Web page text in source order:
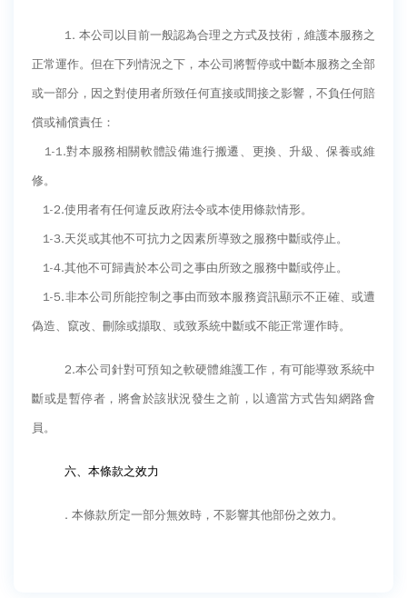
1. 本公司以目前一般認為合理之方式及技術，維護本服務之
正常運作。但在下列情況之下，本公司將暫停或中斷本服務之全部
或一部分，因之對使用者所致任何直接或間接之影響，不負任何賠
償或補償責任：
1-1.對本服務相關軟體設備進行搬遷、更換、升級、保養或維
修。
1-2.使用者有任何違反政府法令或本使用條款情形。
1-3.天災或其他不可抗力之因素所導致之服務中斷或停止。
1-4.其他不可歸責於本公司之事由所致之服務中斷或停止。
1-5.非本公司所能控制之事由而致本服務資訊顯示不正確、或遭
偽造、竄改、刪除或擷取、或致系統中斷或不能正常運作時。
2.本公司針對可預知之軟硬體維護工作，有可能導致系統中
斷或是暫停者，將會於該狀況發生之前，以適當方式告知網路會
員。
六、本條款之效力
. 本條款所定一部分無效時，不影響其他部份之效力。